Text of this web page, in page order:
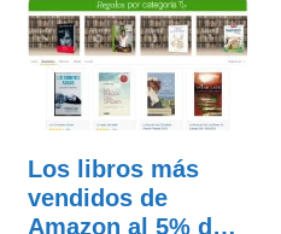
Los libros más
vendidos de
Amazon al 5% de